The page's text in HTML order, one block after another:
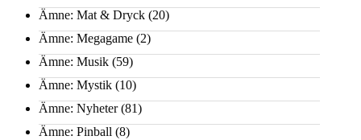
Ämne: Mat & Dryck (20)
Ämne: Megagame (2)
Ämne: Musik (59)
Ämne: Mystik (10)
Ämne: Nyheter(81)
Ämne: Pinball (8)